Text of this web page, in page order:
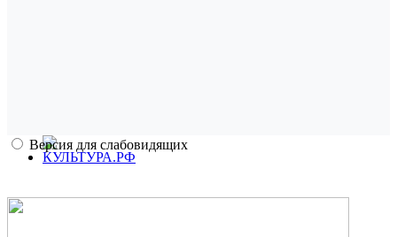
Версия для слабовидящих